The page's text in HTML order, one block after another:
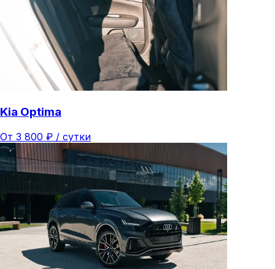
Kia Optima
От 3 800 ₽ / сутки